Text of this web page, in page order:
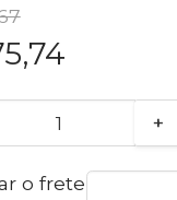
+
o frete